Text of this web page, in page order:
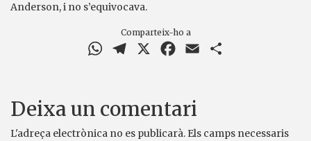
Anderson, i no s’equivocava.
Comparteix-ho a
WhatsAppTelegram Facebook
Email
Deixa un comentari
L'adreça electrònica no es publicarà. Els camps necessaris